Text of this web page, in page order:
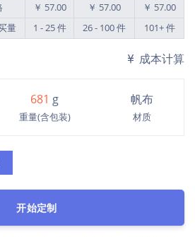
￥ 57.00 ￥ 57.00
￥ 57.00
量
1 - 25 件 26 - 100 件 101+ 件
成本计算
681 g
重量(含包装)
帆布
材质
开始定制